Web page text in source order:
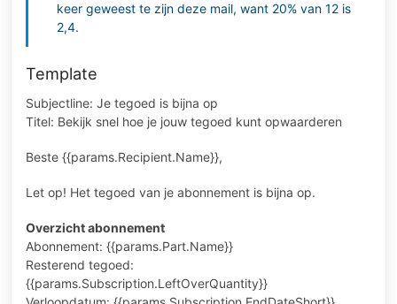
keer geweest te zijn deze mail, want 20% van 12 is
2,4.
Template
Subjectline: Je tegoed is bijna op
Titel: Bekijk snel hoe je jouw tegoed kunt opwaarderen
Beste {{params.Recipient.Name}},
Let op! Het tegoed van je abonnement is bijna op.
Overzicht abonnement
Abonnement: {{params.Part.Name}}
Resterend tegoed:
{{params.Subscription.LeftOverQuantity}}